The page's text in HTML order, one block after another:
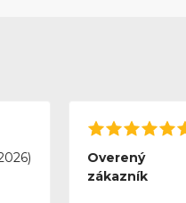
Overený
zákazník